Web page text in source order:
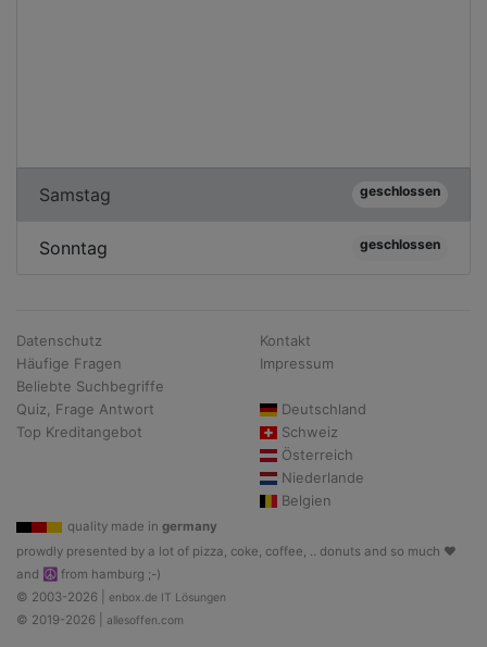
Samstag geschlossen
Sonntag geschlossen
Datenschutz
Häufige Fragen
Beliebte Suchbegriffe
Quiz, Frage Antwort
Top Kreditangebot
Kontakt
Impressum
Deutschland
Schweiz
Österreich
Niederlande
Belgien
quality made in germany
prowdly presented by a lot of pizza, coke, coffee, .. donuts and so much ♥
and ☮ from hamburg ;-)
© 2003-2026 | enbox.de IT Lösungen
© 2019-2026 | allesoffen.com